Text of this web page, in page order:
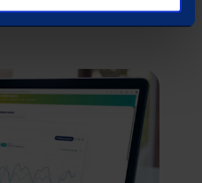
om zelf kracht bij te